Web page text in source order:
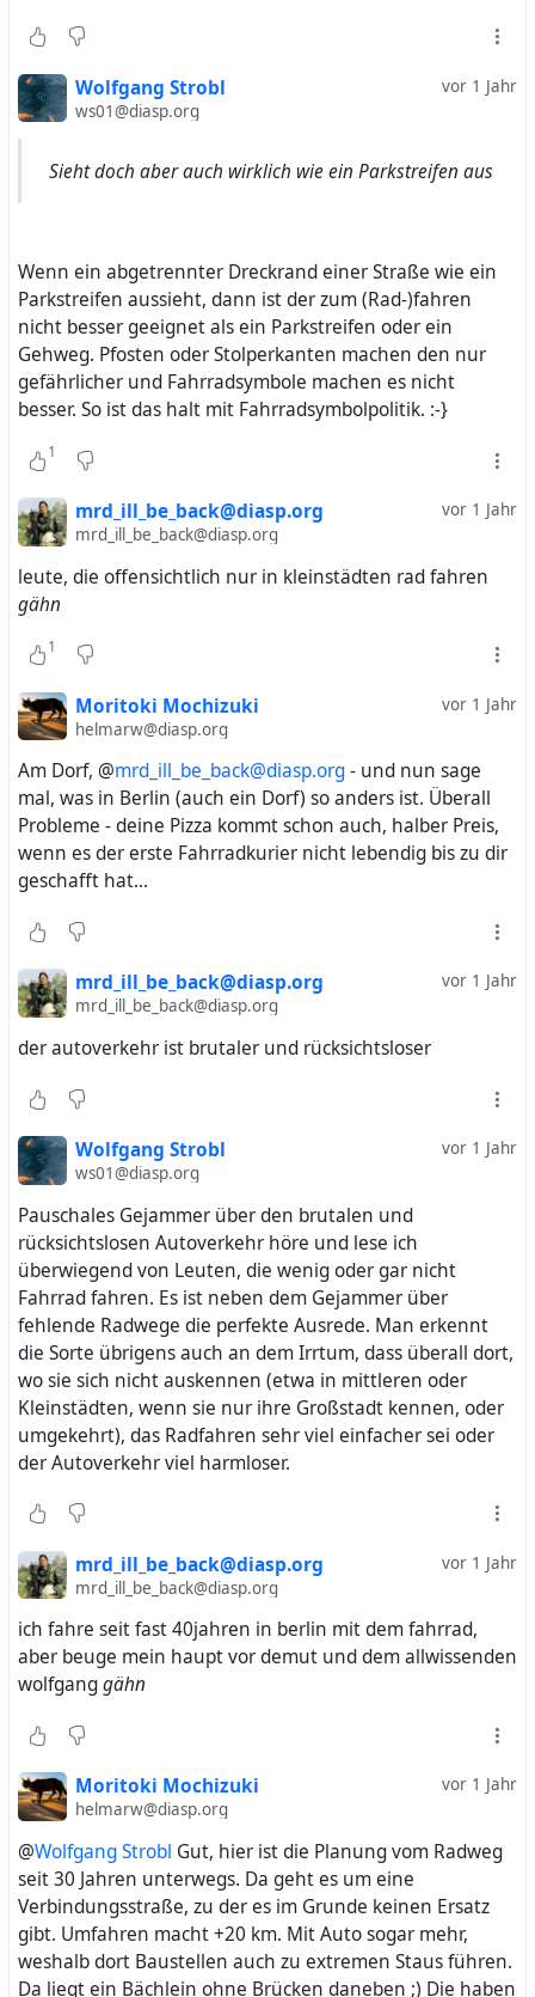
vor 1 Jahr
Wolfgang Strobl
ws01@diasp.org
Sieht doch aber auch wirklich wie ein Parkstreifen aus
Wenn ein abgetrennter Dreckrand einer Straße wie ein
Parkstreifen aussieht, dann ist der zum (Rad-)fahren
nicht besser geeignet als ein Parkstreifen oder ein
Gehweg. Pfosten oder Stolperkanten machen den nur
gefährlicher und Fahrradsymbole machen es nicht
besser. So ist das halt mit Fahrradsymbolpolitik. :-}
1
vor 1 Jahr
mrd_ill_be_back@diasp.org
mrd_ill_be_back@diasp.org
leute, die offensichtlich nur in kleinstädten rad fahren
gähn
1
vor 1 Jahr
Moritoki Mochizuki
helmarw@diasp.org
Am Dorf, @mrd_ill_be_back@diasp.org- und nun sage
mal, was in Berlin (auch ein Dorf) so anders ist. Überall
Probleme - deine Pizza kommt schon auch, halber Preis,
wenn es der erste Fahrradkurier nicht lebendig bis zu dir
geschafft hat...
vor 1 Jahr
mrd_ill_be_back@diasp.org
mrd_ill_be_back@diasp.org
der autoverkehr ist brutaler und rücksichtsloser
vor 1 Jahr
Wolfgang Strobl
ws01@diasp.org
Pauschales Gejammer über den brutalen und
rücksichtslosen Autoverkehr höre und lese ich
überwiegend von Leuten, die wenig oder gar nicht
Fahrrad fahren. Es ist neben dem Gejammer über
fehlende Radwege die perfekte Ausrede. Man erkennt
die Sorte übrigens auch an dem Irrtum, dass überall dort,
wo sie sich nicht auskennen (etwa in mittleren oder
Kleinstädten, wenn sie nur ihre Großstadt kennen, oder
umgekehrt), das Radfahren sehr viel einfacher sei oder
der Autoverkehr viel harmloser.
vor 1 Jahr
mrd_ill_be_back@diasp.org
mrd_ill_be_back@diasp.org
ich fahre seit fast 40jahren in berlin mit dem fahrrad,
aber beuge mein haupt vor demut und dem allwissenden
wolfganggähn
vor 1 Jahr
Moritoki Mochizuki
helmarw@diasp.org
@Wolfgang Strobl Gut, hier ist die Planung vom Radweg
seit 30 Jahren unterwegs. Da geht es um eine
Verbindungsstraße, zu der es im Grunde keinen Ersatz
gibt. Umfahren macht +20 km. Mit Auto sogar mehr,
weshalb dort Baustellen auch zu extremen Staus führen.
Da liegt ein Bächlein ohne Brücken daneben ;) Die haben